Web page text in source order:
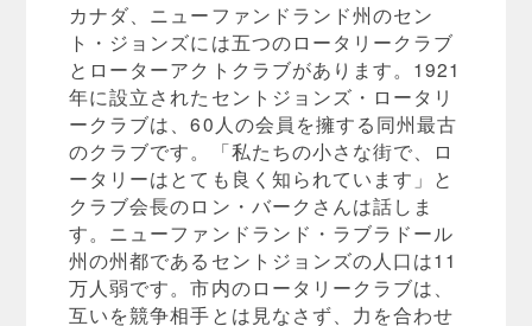
カナダ、ニューファンドランド州のセン
ト・ジョンズには五つのロータリークラブ
とローターアクトクラブがあります。1921
年に設立されたセントジョンズ・ロータリ
ークラブは、60人の会員を擁する同州最古
のクラブです。「私たちの小さな街で、ロ
ータリーはとても良く知られています」と
クラブ会長のロン・バークさんは話しま
す。ニューファンドランド・ラブラドール
州の州都であるセントジョンズの人口は11
万人弱です。市内のロータリークラブは、
互いを競争相手とは見なさず、力を合わせ